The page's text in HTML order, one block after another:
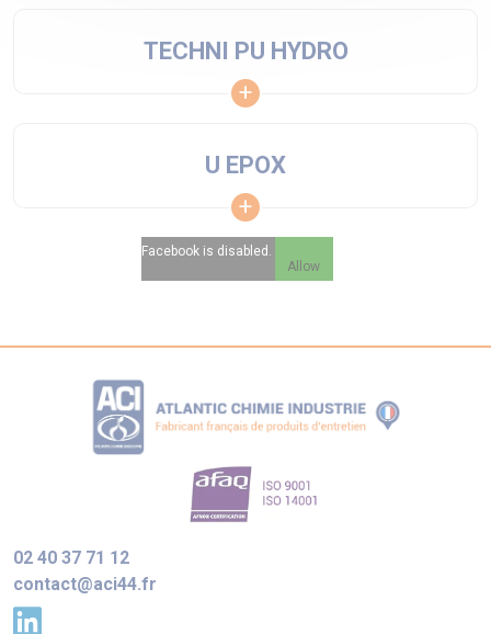
TECHNI PU HYDRO
U EPOX
Facebook is disabled.
Allow
02 40 37 71 12
contact@aci44.fr